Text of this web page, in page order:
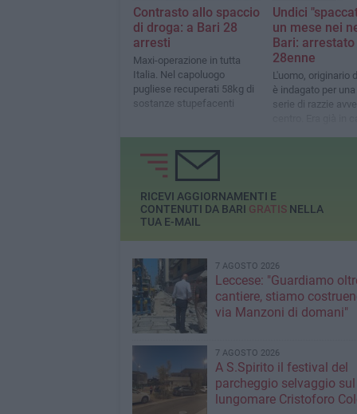
Contrasto allo spaccio
di droga: a Bari 28
arresti
Maxi-operazione in tutta
Italia. Nel capoluogo
pugliese recuperati 58kg di
sostanze stupefacenti
Undici
un mese nei
Bari: arrestato
28enne
L'uomo, originario
è indagato per
serie di razzie
centro. Era già in
RICEVI AGGIORNAMENTI E
CONTENUTI DA BARI GRATISNELLA
TUA E-MAIL
7 AGOSTO 2026
Leccese: "Guardiamo
cantiere, stiamo
via Manzoni di domani"
7 AGOSTO 2026
A S.Spirito il festival del
parcheggio selvaggio sul
lungomare Cristoforo